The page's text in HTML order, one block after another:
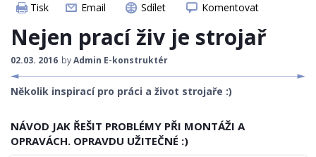
CAD MODELY
STROJNICKÉ TABULKY
ELEKTROPOHONY
SENZORIKA
ZAJÍMAVOSTI
STROJNÍ KOMPONENTY
ROBOTIKA, ŘÍDÍCÍ SYSTÉMY
Tisk Email Sdílet Komentovat
Nejen prací živ je strojař
02.03. 2016 byAdmin E-konstruktér
Několik inspirací pro práci a život strojaře :)
NÁVOD JAK ŘEŠIT PROBLÉMY PŘI MONTÁŽI A
OPRAVÁCH. OPRAVDU UŽITEČNÉ :)